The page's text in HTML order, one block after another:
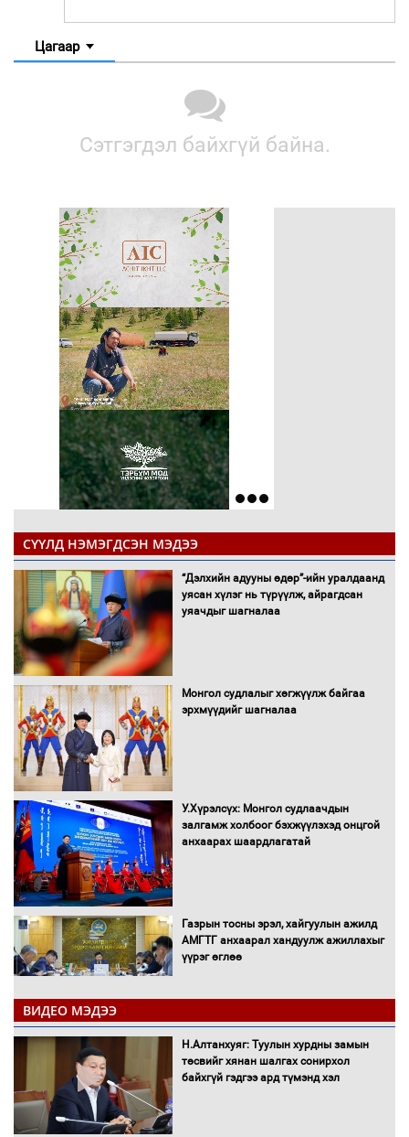
Цагаар
Сэтгэгдэл байхгүй байна.
СҮҮЛД НЭМЭГДСЭН МЭДЭЭ
“Дэлхийн адууны өдөр”-ийн уралдаанд
уясан хүлэг нь түрүүлж, айрагдсан
уяачдыг шагналаа
Монгол судлалыг хөгжүүлж байгаа
эрхмүүдийг шагналаа
У.Хүрэлсүх: Монгол судлаачдын
залгамж холбоог бэхжүүлэхэд онцгой
анхаарах шаардлагатай
Газрын тосны эрэл, хайгуулын ажилд
АМГТГ анхаарал хандуулж ажиллахыг
үүрэг өглөө
Н.Номтойбаяр: Орон нутаг хөгжихөд
чөдөр болж буй хууль, эрхзүйн орчныг
шинэчилнэ
ВИДЕО МЭДЭЭ
Н.Алтанхуяг: Туулын хурдны замын
төсвийг хянан шалгах сонирхол
байхгүй гэдгээ ард түмэнд хэл